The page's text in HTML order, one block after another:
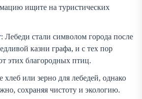
ищите на туристических
: Лебеди стали символом города после
казни графа, и с тех пор
этих благородных птиц.
хлеб или зерно для лебедей, однако
сохраняя чистоту и экологию.